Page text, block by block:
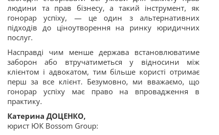
людини та прав бізнесу, а такий інструмент, як
гонорар успіху, — це один з альтернативних
підходів до ціноутворення на ринку юридичних
послуг.
Насправді чим менше держава встановлюватиме
заборон або втручатиметься у відносини між
клієнтом і адвокатом, тим більше користі отримає
перш за все клієнт. Безумовно, ми вважаємо, що
гонорар успіху має право на впровадження в
практику.
Катерина ДОЦЕНКО,
юрист ЮК Bossom Group: